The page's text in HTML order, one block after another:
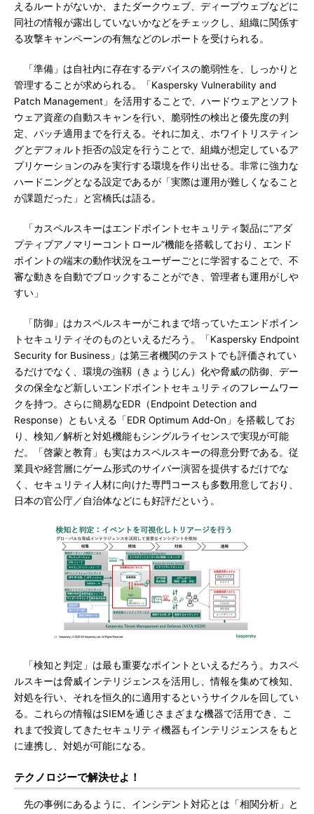
えるルートがないか、またダークウェブ、ディープウェブなどに
同社の情報が露出していないかなどをチェックし、組織に関係す
る攻撃キャンペーンの有無などのレポートを受けられる。
「準備」は自社内に存在するデバイスの脆弱性を、しっかりと
管理することが求められる。「Kaspersky Vulnerability and
Patch Management」を活用することで、ハードウェアとソフト
ウェア資産の自動スキャンを行い、脆弱性の検出と優先度の判
定、パッチ適用までを行える。それに加え、ホワイトリスティン
グとデフォルト拒否の設定を行うことで、組織が想定しているア
プリケーションのみを実行する環境を作り出せる。非常に強力な
ハードニングとなる設定であるが「実際は運用が難しくなること
が課題だった」と宮橋氏は語る。
「カスペルスキーはエンドポイントセキュリティ製品に“アダ
プティブアノマリーコントロール”機能を搭載しており、エンド
ポイントの端末の動作状況をユーザーごとに学習することで、不
審な動きを自動でブロックすることができ、管理者も運用がしや
すい」
「防御」はカスペルスキーがこれまで培っていたエンドポイン
トセキュリティそのものといえるだろう。「Kaspersky Endpoint
Security for Business」は第三者機関のテストでも評価されてい
るだけでなく、環境の強靱（きょうじん）化や脅威の防御、デー
タの保全など新しいエンドポイントセキュリティのフレームワー
クを持つ。さらに簡易なEDR（Endpoint Detection and
Response）ともいえる「EDR Optimum Add-On」を搭載してお
り、検知／解析と対処機能もシングルライセンスで実現が可能
だ。「啓蒙と教育」も実はカスペルスキーの得意分野である。従
業員や経営層にゲーム形式のサイバー演習を提供するだけでな
く、セキュリティ人材に向けた専門コースも多数用意しており、
日本の官公庁／自治体などにも好評だという。
「検知と判定」は最も重要なポイントといえるだろう。カスペ
ルスキーは脅威インテリジェンスを活用し、情報を集めて検知、
対処を行い、それを恒久的に適用するというサイクルを回してい
る。これらの情報はSIEMを通じさまざまな機器で活用でき、こ
れまで投資してきたセキュリティ機器もインテリジェンスをもと
に連携し、対処が可能になる。
テクノロジーで解決せよ！
先の事例にあるように、インシデント対応とは「相関分析」と